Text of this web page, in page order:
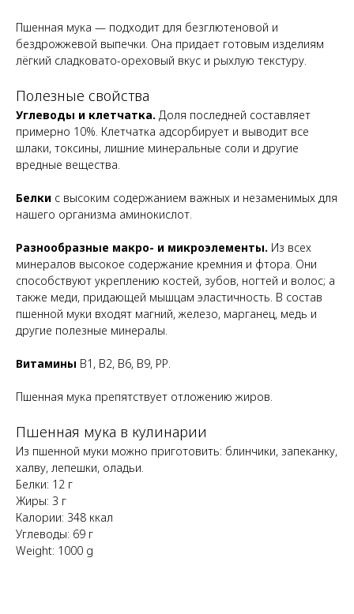
Пшенная мука — подходит для безглютеновой и
бездрожжевой выпечки. Она придает готовым изделиям
лёгкий сладковато-ореховый вкус и рыхлую текстуру.
Полезные свойства
Углеводы и клетчатка. Доля последней составляет
примерно 10%. Клетчатка адсорбирует и выводит все
шлаки, токсины, лишние минеральные соли и другие
вредные вещества.
Белки с высоким содержанием важных и незаменимых для
нашего организма аминокислот.
Разнообразные макро- и микроэлементы. Из всех
минералов высокое содержание кремния и фтора. Они
способствуют укреплению костей, зубов, ногтей и волос; а
также меди, придающей мышцам эластичность. В состав
пшенной муки входят магний, железо, марганец, медь и
другие полезные минералы.
Витамины В1, В2, В6, В9, РР.
Пшенная мука препятствует отложению жиров.
Пшенная мука в кулинарии
Из пшенной муки можно приготовить: блинчики, запеканку,
халву, лепешки, оладьи.
Белки: 12 г
Жиры: 3 г
Калории: 348 ккал
Углеводы: 69 г
Weight: 1000 g